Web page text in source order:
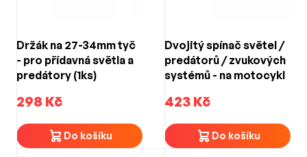
Držák na 27-34mm tyč
- pro přídavná světla a
predátory (1ks)
298 Kč
Do košíku
Dvojitý spínač světel /
predátorů / zvukových
systémů - na motocykl
423 Kč
Do košíku